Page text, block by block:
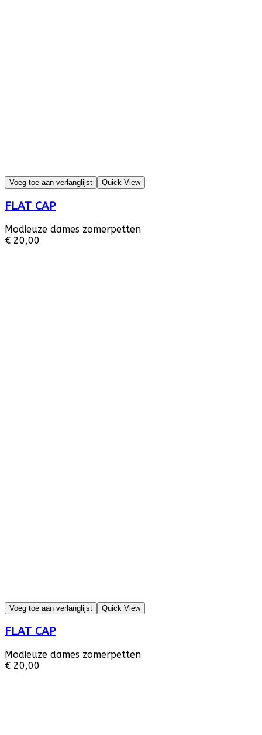
Voeg toe aan verlanglijst Quick View
FLAT CAP
Modieuze dames zomerpetten
€ 20,00
Voeg toe aan verlanglijst Quick View
FLAT CAP
Modieuze dames zomerpetten
€ 20,00